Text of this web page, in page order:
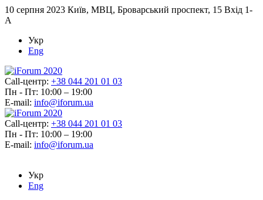
10 серпня 2023 Київ, МВЦ, Броварський проспект, 15 Вхід 1-
А
Укр
Eng
Call-центр: +38 044 201 01 03
Пн - Пт: 10:00 – 19:00
E-mail: info@iforum.ua
Call-центр: +38 044 201 01 03
Пн - Пт: 10:00 – 19:00
E-mail: info@iforum.ua
Укр
Eng